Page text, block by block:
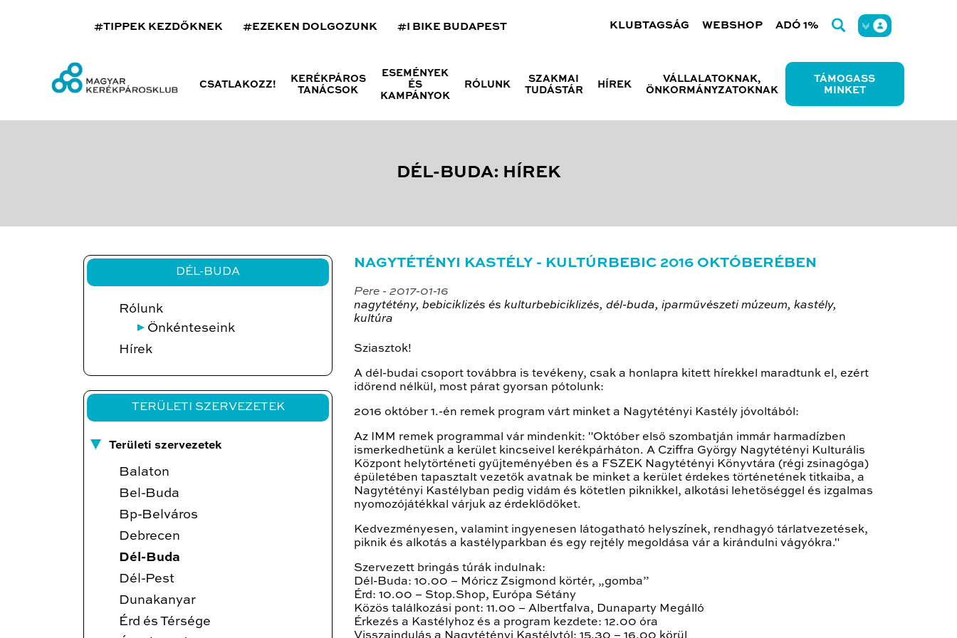
#TIPPEK KEZDŐKNEK #EZEKEN DOLGOZUNK #I BIKE BUDAPEST KLUBTAGSÁG WEBSHOP ADÓ 1%
CSATLAKOZZ!
KERÉKPÁROS
TANÁCSOK
ESEMÉNYEK
ÉS
KAMPÁNYOK
RÓLUNK
SZAKMAI
TUDÁSTÁR
HÍREK
VÁLLALATOKNAK,
ÖNKORMÁNYZATOKNAK
TÁMOGASS
MINKET
DÉL-BUDA: HÍREK
DÉL-BUDA
Rólunk
Önkénteseink
Hírek
TERÜLETI SZERVEZETEK
Területi szervezetek
Balaton
Bel-Buda
Bp-Belváros
Debrecen
Dél-Buda
Dél-Pest
Dunakanyar
Érd és Térsége
NAGYTÉTÉNYI KASTÉLY - KULTÚRBEBIC 2016 OKTÓBERÉBEN
Pere - 2017-01-16
nagytétény, bebiciklizés és kulturbebiciklizés, dél-buda, iparművészeti múzeum, kastély,
kultúra
Sziasztok!
A dél-budai csoport továbbra is tevékeny, csak a honlapra kitett hírekkel maradtunk el, ezért
időrend nélkül, most párat gyorsan pótolunk:
2016 október 1.-én remek program várt minket a Nagytétényi Kastély jóvoltából:
Az IMM remek programmal vár mindenkit: "Október első szombatján immár harmadízben
ismerkedhetünk a kerület kincseivel kerékpárháton. A Cziffra György Nagytétényi Kulturális
Központ helytörténeti gyűjteményében és a FSZEK Nagytétényi Könyvtára (régi zsinagóga)
épületében tapasztalt vezetők avatnak be minket a kerület érdekes történetének titkaiba, a
Nagytétényi Kastélyban pedig vidám és kötetlen piknikkel, alkotási lehetőséggel és izgalmas
nyomozójátékkal várjuk az érdeklődőket.
Kedvezményesen, valamint ingyenesen látogatható helyszínek, rendhagyó tárlatvezetések,
piknik és alkotás a kastélyparkban és egy rejtély megoldása vár a kirándulni vágyókra."
Szervezett bringás túrák indulnak:
Dél-Buda: 10.00 – Móricz Zsigmond körtér, „gomba”
Érd: 10.00 – Stop.Shop, Európa Sétány
Közös találkozási pont: 11.00 – Albertfalva, Dunaparty Megálló
Érkezés a Kastélyhoz és a program kezdete: 12.00 óra